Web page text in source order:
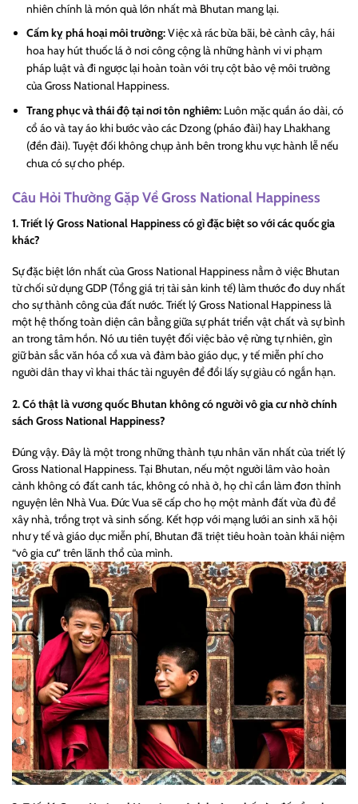
nhiên chính là món quà lớn nhất mà Bhutan mang lại.
Cấm kỵ phá hoại môi trường:Việc xả rác bừa bãi, bẻ cành cây, hái
hoa hay hút thuốc lá ở nơi công cộng là những hành vi vi phạm
pháp luật và đi ngược lại hoàn toàn với trụ cột bảo vệ môi trường
củaGross National Happiness.
Trang phục và thái độ tại nơi tôn nghiêm: Luôn mặc quần áo dài, có
cổ áo và tay áo khi bước vào các Dzong (pháo đài) hay Lhakhang
(đền đài). Tuyệt đối không chụp ảnh bên trong khu vực hành lễ nếu
chưa có sự cho phép.
Câu Hỏi Thường Gặp VềGross National Happiness
1. Triết lýGross National Happinesscó gì đặc biệt so với các quốc gia
khác?
Sự đặc biệt lớn nhất củaGross National Happinessnằm ở việc Bhutan
từ chối sử dụng GDP (Tổng giá trị tài sản kinh tế) làm thước đo duy nhất
cho sự thành công của đất nước. Triết lýGross National Happinesslà
một hệ thống toàn diện cân bằng giữa sự phát triển vật chất và sự bình
an trong tâm hồn. Nó ưu tiên tuyệt đối việc bảo vệ rừng tự nhiên, gìn
giữ bản sắc văn hóa cổ xưa và đảm bảo giáo dục, y tế miễn phí cho
người dân thay vì khai thác tài nguyên để đổi lấy sự giàu có ngắn hạn.
2. Có thật là vương quốc Bhutan không có người vô gia cư nhờ chính
sách Gross National Happiness?
Đúng vậy. Đây là một trong những thành tựu nhân văn nhất của triết lý
Gross National Happiness. Tại Bhutan, nếu một người lâm vào hoàn
cảnh không có đất canh tác, không có nhà ở, họ chỉ cần làm đơn thỉnh
nguyện lên Nhà Vua. Đức Vua sẽ cấp cho họ một mảnh đất vừa đủ để
xây nhà, trồng trọt và sinh sống. Kết hợp với mạng lưới an sinh xã hội
như y tế và giáo dục miễn phí, Bhutan đã triệt tiêu hoàn toàn khái niệm
“vô gia cư” trên lãnh thổ của mình.